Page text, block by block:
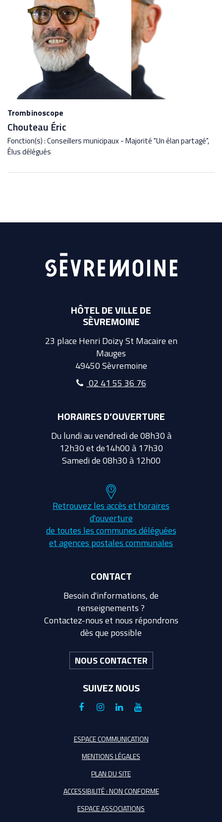
Trombinoscope
Chouteau Éric
Fonction(s) : Conseillers municipaux - Majorité "Un élan partagé",
Élus délégués
HÔTEL DE VILLE DE
SÈVREMOINE
23 place Henri Doizy St Macaire en
Mauges
49450 Sèvremoine
02 41 55 36 76
HORAIRES D’OUVERTURE
Du lundi au vendredi de 08h30 à
12h30 et de14h00 à 17h30
Samedi de 08h30 à 12h00
Retrouvez les accès et horaires
d'ouverture
de toutes les communes déléguées
et agences postales communales
CONTACT
Besoin d'informations, de
renseignements ?
Contactez-nous et nous répondrons
dès que possible
NOUS CONTACTER
SUIVEZ NOUS
Lien
le
Facebook
Lien
le
compte
Instagram
Lien
le
compte
Linkedin
Lien
la
Youtube
ESPACE COMMUNICATION
MENTIONS LÉGALES
PLAN DU SITE
ACCESSIBILITÉ : NON CONFORME
ESPACE ASSOCIATIONS